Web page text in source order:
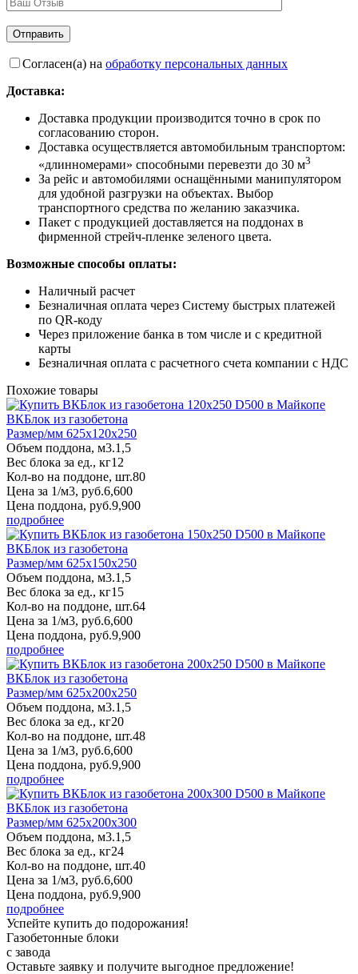
Согласен(а) на обработку персональных данных
Доставка:
Доставка продукции производится точно в срок по
согласованию сторон.
Доставка осуществляется автомобильным транспортом:
«длинномерами» способными перевезти до 30 м3
За рейс и автомобилями оснащёнными манипулятором
для удобной разгрузки на объектах. Выбор
транспортного средства по желанию заказчика.
Пакет с продукцией доставляется на поддонах в
фирменной стрейч-пленке зеленого цвета.
Возможные способы оплаты:
Наличный расчет
Безналичная оплата через Систему быстрых платежей
по QR-коду
Через приложение банка в том числе и с кредитной
карты
Безналичная оплата с расчетного счета компании с НДС
Похожие товары
ВКБлок из газобетона
Размер/мм 625x120x250
Объем поддона, м3.1,5
Вес блока за ед., кг12
Кол-во на поддоне, шт.80
Цена за 1/м3, руб.6,600
Цена поддона, руб.9,900
подробнее
ВКБлок из газобетона
Размер/мм 625x150x250
Объем поддона, м3.1,5
Вес блока за ед., кг15
Кол-во на поддоне, шт.64
Цена за 1/м3, руб.6,600
Цена поддона, руб.9,900
подробнее
ВКБлок из газобетона
Размер/мм 625x200x250
Объем поддона, м3.1,5
Вес блока за ед., кг20
Кол-во на поддоне, шт.48
Цена за 1/м3, руб.6,600
Цена поддона, руб.9,900
подробнее
ВКБлок из газобетона
Размер/мм 625x200x300
Объем поддона, м3.1,5
Вес блока за ед., кг24
Кол-во на поддоне, шт.40
Цена за 1/м3, руб.6,600
Цена поддона, руб.9,900
подробнее
Успейте купить до подорожания!
Газобетонные блоки
с завода
Оставьте заявку и получите выгодное предложение!